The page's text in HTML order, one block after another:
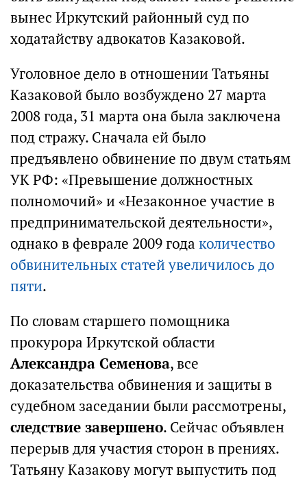
вынес Иркутский районный суд по
ходатайству адвокатов Казаковой.
Уголовное дело в отношении Татьяны
Казаковой было возбуждено 27 марта
2008 года, 31 марта она была заключена
под стражу. Сначала ей было
предъявлено обвинение по двум статьям
УК РФ: «Превышение должностных
полномочий» и «Незаконное участие в
предпринимательской деятельности»,
однако в феврале 2009 года количество
обвинительных статей увеличилось до
пяти.
По словам старшего помощника
прокурора Иркутской области
Александра Семенова, все
доказательства обвинения и защиты в
судебном заседании были рассмотрены,
следствие завершено. Сейчас объявлен
перерыв для участия сторон в прениях.
Татьяну Казакову могут выпустить под